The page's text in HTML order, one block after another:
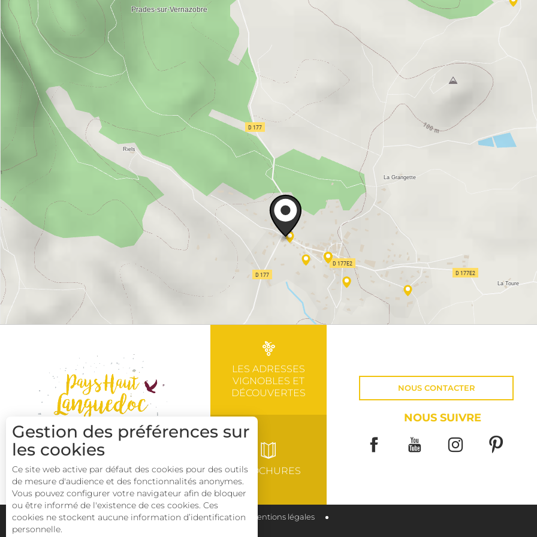
LES ADRESSES
VIGNOBLES ET
DÉCOUVERTES
BROCHURES
NOUS CONTACTER
NOUS SUIVRE
Plan du site Pays Haut Languedoc et Vignobles Mentions légales
Gestion des préférences sur
les cookies
Ce site web active par défaut des cookies pour des outils
de mesure d'audience et des fonctionnalités anonymes.
Vous pouvez configurer votre navigateur afin de bloquer
ou être informé de l'existence de ces cookies. Ces
cookies ne stockent aucune information d’identification
personnelle.